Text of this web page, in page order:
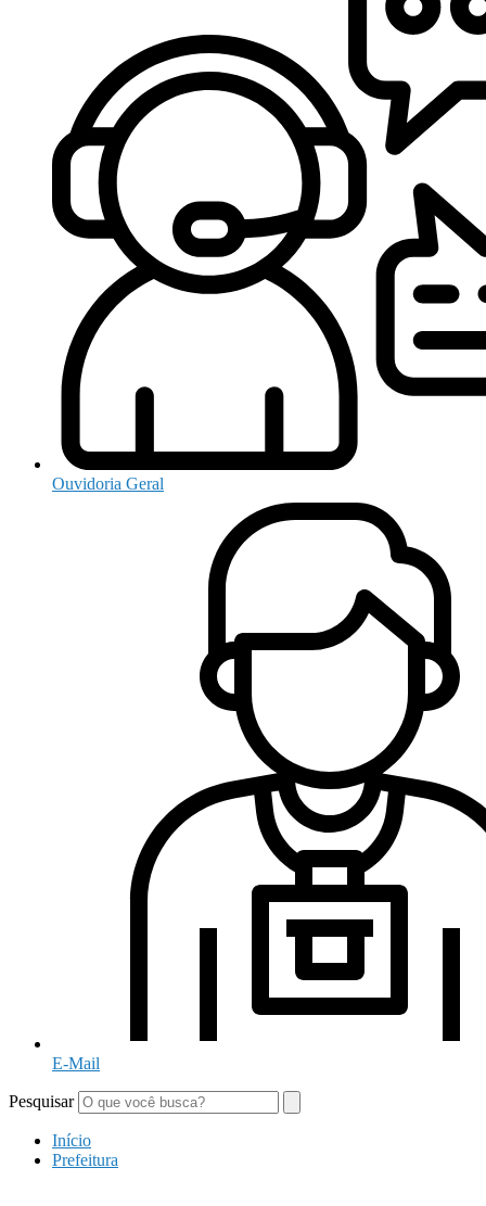
Ouvidoria Geral
E-Mail
Pesquisar
Início
Prefeitura